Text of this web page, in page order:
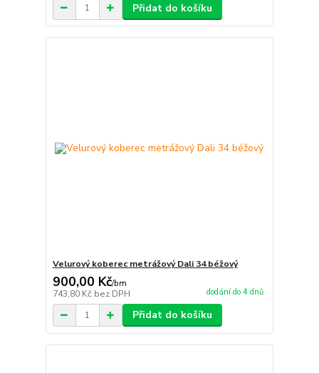
Přidat do košíku
Velurový koberec metrážový Dali 34 béžový
900,00 Kč/bm
743,80 Kč bez DPH dodání do 4 dnů
Přidat do košíku